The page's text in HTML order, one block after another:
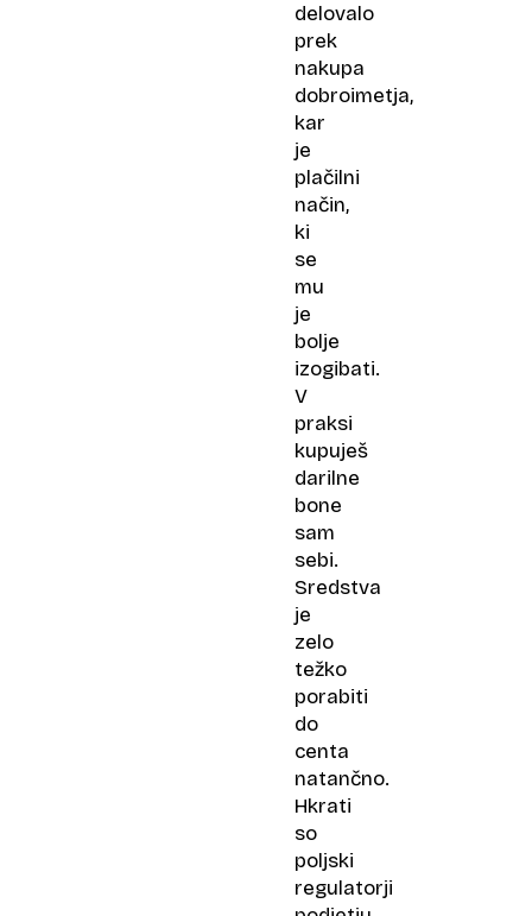
delovalo
prek
nakupa
dobroimetja,
kar
je
plačilni
način,
ki
se
mu
je
bolje
izogibati.
V
praksi
kupuješ
darilne
bone
sam
sebi.
Sredstva
je
zelo
težko
porabiti
do
centa
natančno.
Hkrati
so
poljski
regulatorji